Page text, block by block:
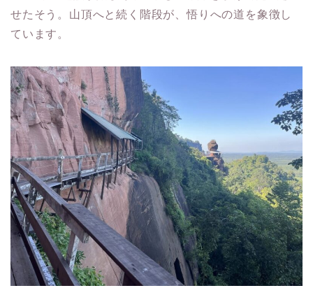
せたそう。山頂へと続く階段が、悟りへの道を象徴し
ています。